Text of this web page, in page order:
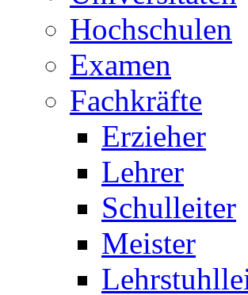
Hochschulen
Examen
Fachkräfte
Erzieher
Lehrer
Schulleiter
Meister